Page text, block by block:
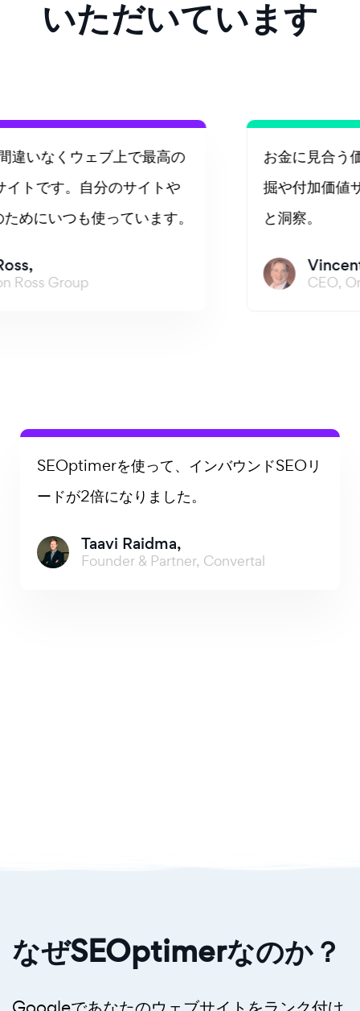
いただいています
お金に見合う価値があります。見込み客の発
掘や付加価値サービスのための確かなデータ
と洞察。
CEO, One 8 & Company
SEOptimerが大好きです！ウェブサイトの
バックエンドの技術的な部分や、高レベルの
迅速な洞察を提供してくれます。発見コール
なぜSEOptimerなのか？